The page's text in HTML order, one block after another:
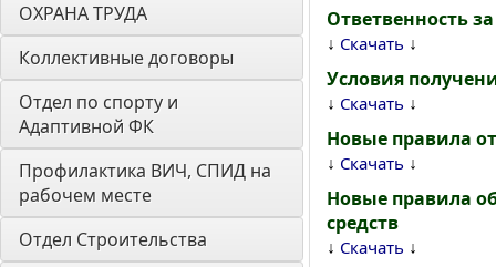
ОХРАНА ТРУДА
Коллективные договоры
Отдел по спорту и
Адаптивной ФК
Профилактика ВИЧ, СПИД на
рабочем месте
Отдел Строительства
Ответвенность
↓ Скачать ↓
Условия
↓ Скачать ↓
Новые правила
↓ Скачать ↓
Новые правила
средств
↓ Скачать ↓